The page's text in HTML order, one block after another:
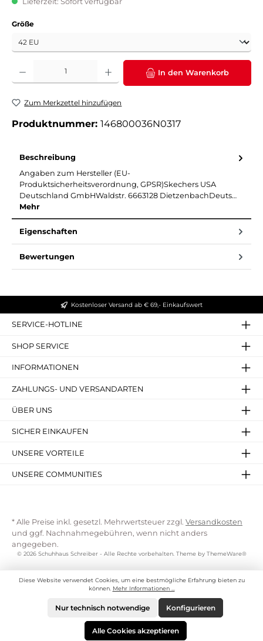
Größeauswählen
Produkt Anzahl: Gib den gewünschten Wert ein oder benutze die Schaltflächen um
In den Warenkorb
Zum Merkzettel hinzufügen
Produktnummer: 146800036N0317
Beschreibung
Angaben zum Hersteller (EU-
Produktsicherheitsverordnung, GPSR)Skechers USA
Deutschland GmbHWaldstr. 6663128 DietzenbachDeuts…
Mehr
Eigenschaften
Bewertungen
Kostenloser Versand ab € 69,- Einkaufswert
SERVICE-HOTLINE
SHOP SERVICE
INFORMATIONEN
ZAHLUNGS- UND VERSANDARTEN
ÜBER UNS
SICHER EINKAUFEN
UNSERE VORTEILE
UNSERE COMMUNITIES
* Alle Preise inkl. gesetzl. Mehrwertsteuer zzgl. Versandkosten
und ggf. Nachnahmegebühren, wenn nicht anders
angegeben.
© 2026 Schuhhaus Schreiber - Alle Rechte vorbehalten. Theme by ThemeWare®
Diese Website verwendet Cookies, um eine bestmögliche Erfahrung bieten zu
können. Mehr Informationen ...
Nur technisch notwendige Konfigurieren
Alle Cookies akzeptieren